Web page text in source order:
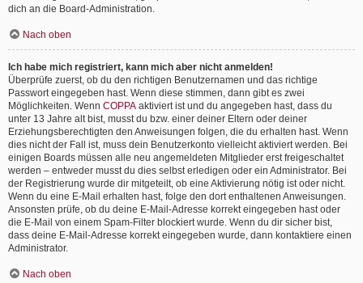
dich an die Board-Administration.
Nach oben
Ich habe mich registriert, kann mich aber nicht anmelden!
Überprüfe zuerst, ob du den richtigen Benutzernamen und das richtige
Passwort eingegeben hast. Wenn diese stimmen, dann gibt es zwei
Möglichkeiten. Wenn COPPA aktiviert ist und du angegeben hast, dass du
unter 13 Jahre alt bist, musst du bzw. einer deiner Eltern oder deiner
Erziehungsberechtigten den Anweisungen folgen, die du erhalten hast. Wenn
dies nicht der Fall ist, muss dein Benutzerkonto vielleicht aktiviert werden. Bei
einigen Boards müssen alle neu angemeldeten Mitglieder erst freigeschaltet
werden – entweder musst du dies selbst erledigen oder ein Administrator. Bei
der Registrierung wurde dir mitgeteilt, ob eine Aktivierung nötig ist oder nicht.
Wenn du eine E-Mail erhalten hast, folge den dort enthaltenen Anweisungen.
Ansonsten prüfe, ob du deine E-Mail-Adresse korrekt eingegeben hast oder
die E-Mail von einem Spam-Filter blockiert wurde. Wenn du dir sicher bist,
dass deine E-Mail-Adresse korrekt eingegeben wurde, dann kontaktiere einen
Administrator.
Nach oben